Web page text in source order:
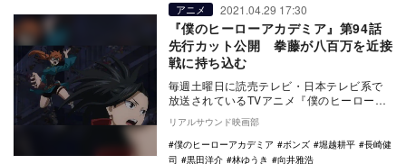
アニメ 2021.04.29 17:30
『僕のヒーローアカデミア』第94話
先行カット公開 拳藤が八百万を近接
戦に持ち込む
毎週土曜日に読売テレビ・日本テレビ系で
放送されているTVアニメ『僕のヒーローア
カデミア』より、第94話の先行カットが公
開された。…
リアルサウンド映画部
僕のヒーローアカデミア
ボンズ 堀越耕平
長崎健
司
黒田洋介 林ゆうき 向井雅浩